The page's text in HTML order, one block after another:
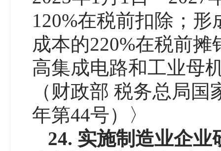
120%在税前扣除；
成本的220%在税前
高集成电路和工业母
（财政部 税务总局
年第44号）〉
24. 实施制造业企业